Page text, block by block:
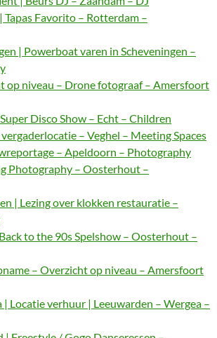
Favorito – Rotterdam –
| Powerboat varen in Scheveningen –
op niveau – Drone fotograaf – Amersfoort
Disco Show – Echt – Children
– Veghel – Meeting Spaces
– Apeldoorn – Photography
Photography – Oosterhout –
| Lezing over klokken restauratie –
to the 90s Spelshow – Oosterhout –
– Overzicht op niveau – Amersfoort
| Locatie verhuur | Leeuwarden – Wergea –